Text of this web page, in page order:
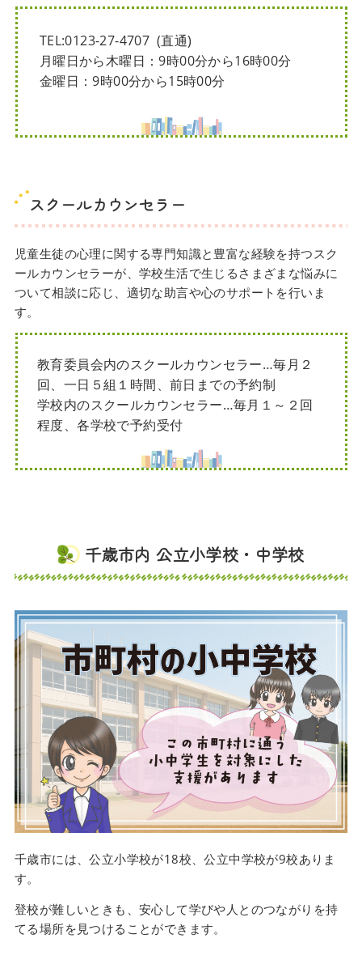
TEL:0123-27-4707 (直通)
月曜日から木曜日：9時00分から16時00分
金曜日：9時00分から15時00分
スクールカウンセラー
児童生徒の心理に関する専門知識と豊富な経験を持つスク
ールカウンセラーが、学校生活で生じるさまざまな悩みに
ついて相談に応じ、適切な助言や心のサポートを行いま
す。
教育委員会内のスクールカウンセラー…毎月２
回、一日５組１時間、前日までの予約制
学校内のスクールカウンセラー…毎月１～２回
程度、各学校で予約受付
千歳市内 公立小学校・中学校
千歳市には、公立小学校が18校、公立中学校が9校ありま
す。
登校が難しいときも、安心して学びや人とのつながりを持
てる場所を見つけることができます。